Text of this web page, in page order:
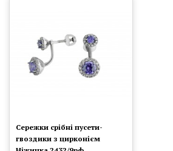
Сережки срібні пусети-
гвоздики з цирконієм